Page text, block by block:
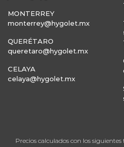
MONTERREY
monterrey@hygolet.mx
QUERÉTARO
queretaro@hygolet.mx
CELAYA
celaya@hygolet.mx
Precios calculados con los siguientes